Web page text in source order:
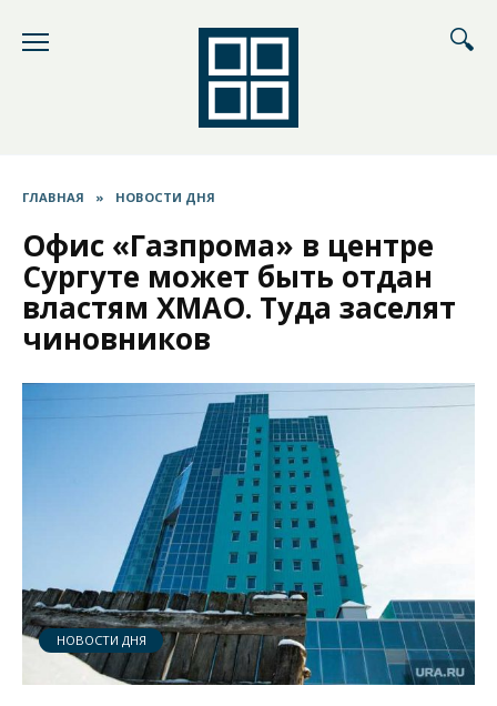
ГЛАВНАЯ » НОВОСТИ ДНЯ
Офис «Газпрома» в центре
Сургуте может быть отдан
властям ХМАО. Туда заселят
чиновников
НОВОСТИ ДНЯ